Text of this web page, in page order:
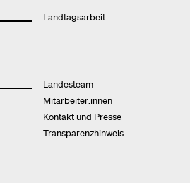
Landtagsarbeit
Landesteam
Mitarbeiter:innen
Kontakt und Presse
Transparenzhinweis